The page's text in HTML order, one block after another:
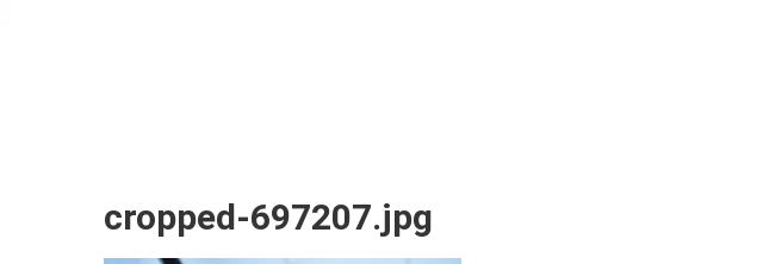
至 Email:
enquiry@hkmcgroup.com
cropped-697207.jpg